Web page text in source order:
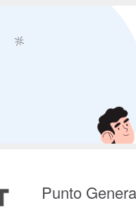
Punto